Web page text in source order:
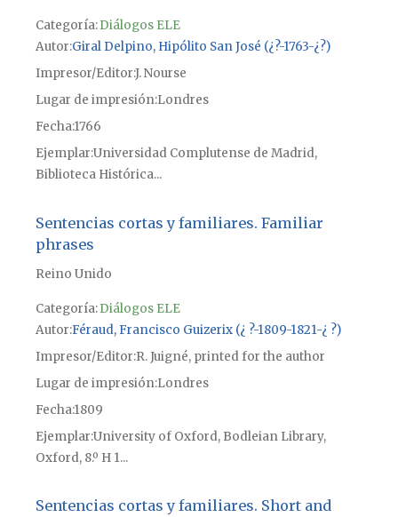
Categoría:Diálogos ELE
Autor Giral Delpino, Hipólito San José (¿?-1763-¿?)
Impresor/EditorJ. Nourse
Lugar de impresiónLondres
Fecha1766
Ejemplar Universidad Complutense de Madrid,
Biblioteca Histórica...
Sentencias cortas y familiares. Familiar
phrases
Reino Unido
Categoría:Diálogos ELE
Autor Féraud, Francisco Guizerix (¿ ?-1809-1821-¿ ?)
Impresor/Editor R. Juigné, printed for the author
Lugar de impresiónLondres
Fecha1809
Ejemplar University of Oxford, Bodleian Library,
Oxford, 8.º H 1...
Sentencias cortas y familiares. Short and